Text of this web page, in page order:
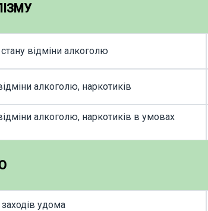
відміни алкоголю
алкоголю, наркотиків
алкоголю, наркотиків в умовах
удома